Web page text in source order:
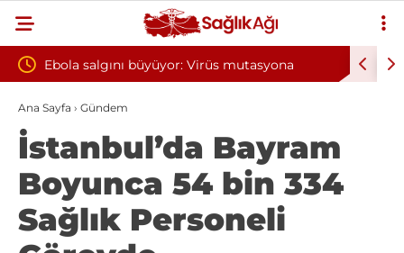
Virüs mutasyona Yılın ilk 6 ayında 10 bini aşkın hasta
Ana Sayfa › Gündem
İstanbul’da Bayram
Boyunca 54 bin 334
Sağlık Personeli